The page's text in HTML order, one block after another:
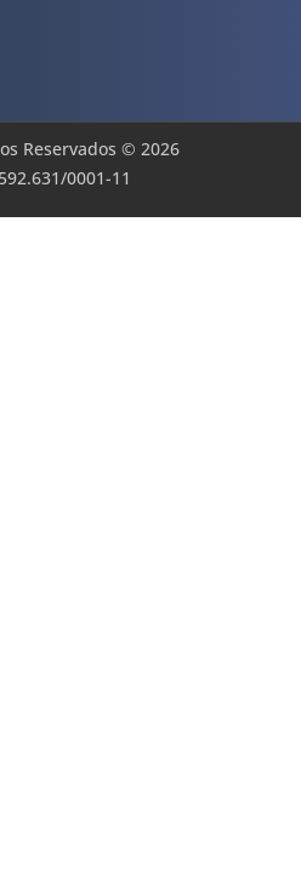
Reservados © 2026
0001-11